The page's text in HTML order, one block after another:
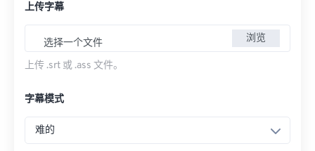
上传字幕
选择一个文件 浏览
上传 .srt 或 .ass 文件。
字幕模式
难的